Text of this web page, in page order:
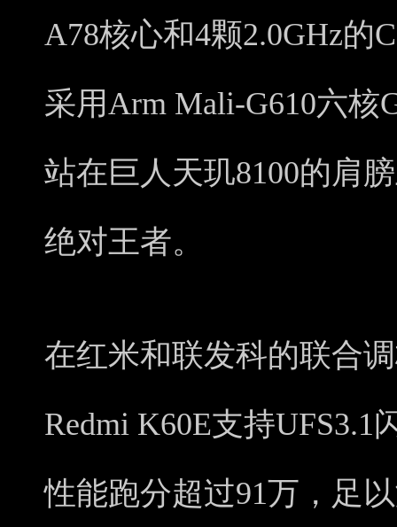
A78核心和4颗2.0GHz的
采用Arm Mali-G610六核
站在巨人天玑8100的肩
绝对王者。
在红米和联发科的联合
Redmi K60E支持
性能跑分超过91万，足